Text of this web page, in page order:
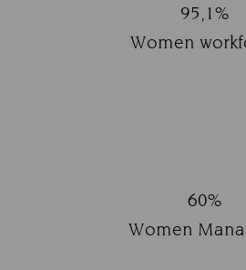
95,1%
Title:
Women
60%
Women